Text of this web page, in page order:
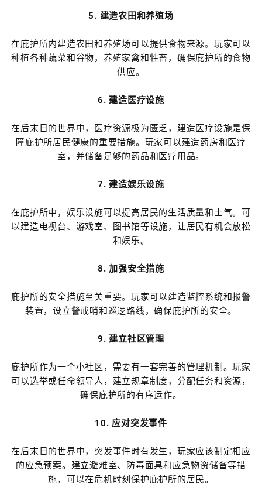
5. 建造农田和养殖场
在庇护所内建造农田和养殖场可以提供食物来源。玩家可以
种植各种蔬菜和谷物，养殖家禽和牲畜，确保庇护所的食物
供应。
6. 建造医疗设施
在后末日的世界中，医疗资源极为匮乏，建造医疗设施是保
障庇护所居民健康的重要措施。玩家可以建造药房和医疗
室，并储备足够的药品和医疗用品。
7. 建造娱乐设施
在庇护所中，娱乐设施可以提高居民的生活质量和士气。可
以建造电视台、游戏室、图书馆等设施，让居民有机会放松
和娱乐。
8. 加强安全措施
庇护所的安全措施至关重要。玩家可以建造监控系统和报警
装置，设立警戒哨和巡逻路线，确保庇护所的安全。
9. 建立社区管理
庇护所作为一个小社区，需要有一套完善的管理机制。玩家
可以选举或任命领导人，建立规章制度，分配任务和资源，
确保庇护所的有序运作。
10. 应对突发事件
在后末日的世界中，突发事件时有发生，玩家应该制定相应
的应急预案。建立避难室、防毒面具和应急物资储备等措
施，可以在危机时刻保护庇护所的居民。